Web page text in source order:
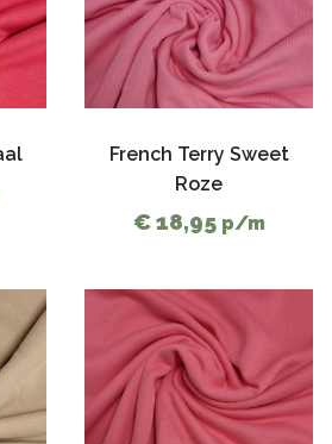
French Terry Sweet
Roze
€ 18,95 p/m